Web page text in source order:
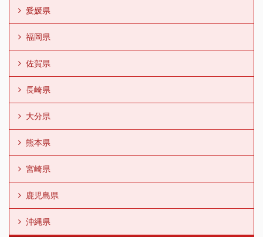
愛媛県
福岡県
佐賀県
長崎県
大分県
熊本県
宮崎県
鹿児島県
沖縄県